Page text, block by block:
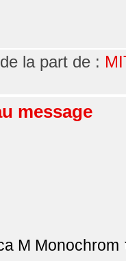
la part de :
message
M Monochrom